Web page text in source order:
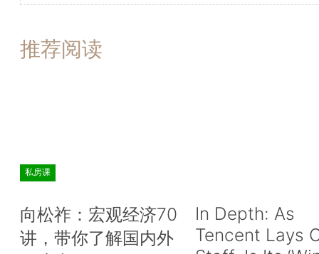
推荐阅读
私房课
向松祚：宏观经济70
讲，带你了解国内外
In Depth: As
Tencent Lays